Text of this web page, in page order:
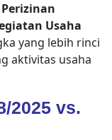
Usaha
yang lebih rinci
aktivitas usaha
2025 vs.